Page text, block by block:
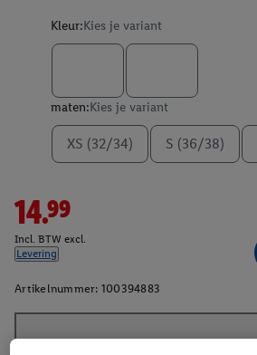
Kleur:Kies je variant
maten:Kies je variant
XS (32/34) S (36/38)
14.99
Incl. BTW excl.
Levering
Artikelnummer: 100394883